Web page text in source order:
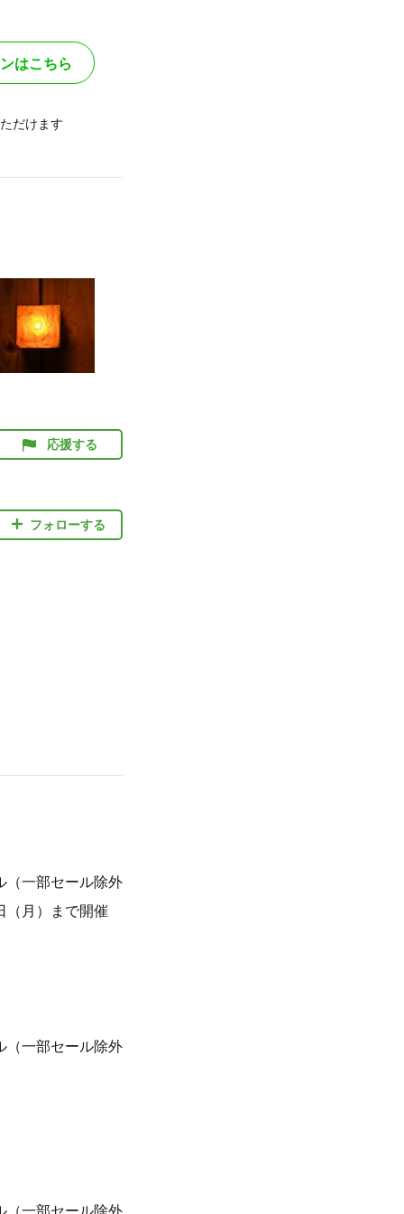
はこちら
だけます
応援する
フォローする
（一部セール除外
（月）まで開催
（一部セール除外
（一部セール除外